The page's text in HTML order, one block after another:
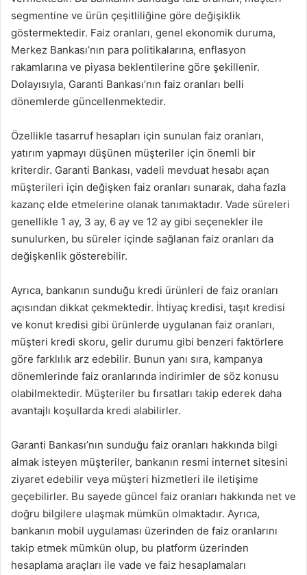
segmentine ve ürün çeşitliliğine göre değişiklik
göstermektedir. Faiz oranları, genel ekonomik duruma,
Merkez Bankası’nın para politikalarına, enflasyon
rakamlarına ve piyasa beklentilerine göre şekillenir.
Dolayısıyla, Garanti Bankası’nın faiz oranları belli
dönemlerde güncellenmektedir.
Özellikle tasarruf hesapları için sunulan faiz oranları,
yatırım yapmayı düşünen müşteriler için önemli bir
kriterdir. Garanti Bankası, vadeli mevduat hesabı açan
müşterileri için değişken faiz oranları sunarak, daha fazla
kazanç elde etmelerine olanak tanımaktadır. Vade süreleri
genellikle 1 ay, 3 ay, 6 ay ve 12 ay gibi seçenekler ile
sunulurken, bu süreler içinde sağlanan faiz oranları da
değişkenlik gösterebilir.
Ayrıca, bankanın sunduğu kredi ürünleri de faiz oranları
açısından dikkat çekmektedir. İhtiyaç kredisi, taşıt kredisi
ve konut kredisi gibi ürünlerde uygulanan faiz oranları,
müşteri kredi skoru, gelir durumu gibi benzeri faktörlere
göre farklılık arz edebilir. Bunun yanı sıra, kampanya
dönemlerinde faiz oranlarında indirimler de söz konusu
olabilmektedir. Müşteriler bu fırsatları takip ederek daha
avantajlı koşullarda kredi alabilirler.
Garanti Bankası’nın sunduğu faiz oranları hakkında bilgi
almak isteyen müşteriler, bankanın resmi internet sitesini
ziyaret edebilir veya müşteri hizmetleri ile iletişime
geçebilirler. Bu sayede güncel faiz oranları hakkında net ve
doğru bilgilere ulaşmak mümkün olmaktadır. Ayrıca,
bankanın mobil uygulaması üzerinden de faiz oranlarını
takip etmek mümkün olup, bu platform üzerinden
hesaplama araçları ile vade ve faiz hesaplamaları